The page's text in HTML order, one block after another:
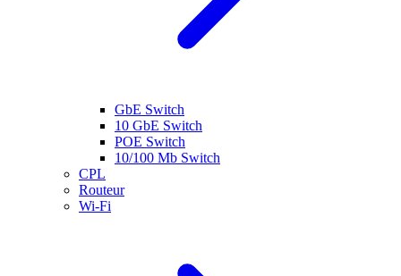
GbE Switch
10 GbE Switch
POE Switch
10/100 Mb Switch
CPL
Routeur
Wi-Fi